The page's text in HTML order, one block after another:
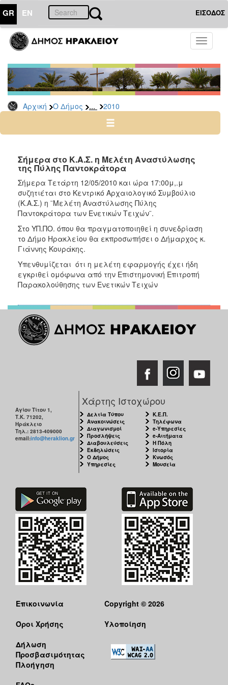
GR EN ΕΙΣΟΔΟΣ
Toggle
Αρχική Ο Δήμος ... 2010
ΔΗΜΟΣ
Δελτία
Τύπου
Αρχείο
2026
2024
2022
2021
2020
2019
2018
2017
2016
2015
2013
2012
2011
2010
ΤΟΠΟΣ
ΜΑΣ
ΠΟΛΙΤΙΣΜΟΣ
Σήμερα στο Κ.Α.Σ. η Μελέτη Αναστύλωσης
της Πύλης Παντοκράτορα
Σήμερα Τετάρτη 12/05/2010 και ώρα 17:00μ,.μ
συζητιέται στο Κεντρικό Αρχαιολογικό Συμβούλιο
(Κ.Α.Σ.) η ¨Μελέτη Αναστύλωσης Πύλης
Παντοκράτορα των Ενετικών Τειχών¨.
Στο ΥΠ.ΠΟ. όπου θα πραγματοποιηθεί η συνεδρίαση
το Δήμο Ηρακλείου θα εκπροσωπήσει ο Δήμαρχος κ.
Γιάννης Κουράκης.
Υπενθυμίζεται ότι η μελέτη εφαρμογής έχει ήδη
εγκριθεί ομόφωνα από την Επιστημονική Επιτροπή
Παρακολούθησης των Ενετικών Τειχών
Αγίου Τίτου 1,
Τ.Κ. 71202,
Ηράκλειο
Τηλ.: 2813-409000
email:info@heraklion.gr
Χάρτης Ιστοχώρου
Δελτία Τύπου
Ανακοινώσεις
Διαγωνισμοί
Προσλήψεις
Διαβουλεύσεις
Εκδηλώσεις
Ο Δήμος
Υπηρεσίες
Κ.Ε.Π.
Τηλέφωνα
e-Υπηρεσίες
e-Αιτήματα
Η Πόλη
Ιστορία
Κνωσός
Μουσεία
Επικοινωνία
Όροι Χρήσης
Δήλωση
Προσβασιμότητας
Πλοήγηση
Copyright © 2026
Υλοποίηση